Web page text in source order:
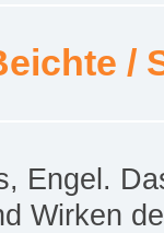
/
Engel.
Wirken